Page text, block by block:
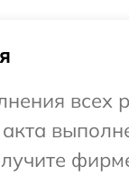
всех